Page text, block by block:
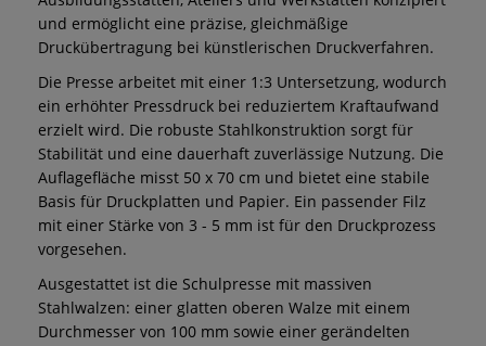
und ermöglicht eine präzise, gleichmäßige
Druckübertragung bei künstlerischen Druckverfahren.
Die Presse arbeitet mit einer 1:3 Untersetzung, wodurch
ein erhöhter Pressdruck bei reduziertem Kraftaufwand
erzielt wird. Die robuste Stahlkonstruktion sorgt für
Stabilität und eine dauerhaft zuverlässige Nutzung. Die
Auflagefläche misst 50 x 70 cm und bietet eine stabile
Basis für Druckplatten und Papier. Ein passender Filz
mit einer Stärke von 3 - 5 mm ist für den Druckprozess
vorgesehen.
Ausgestattet ist die Schulpresse mit massiven
Stahlwalzen: einer glatten oberen Walze mit einem
Durchmesser von 100 mm sowie einer gerändelten